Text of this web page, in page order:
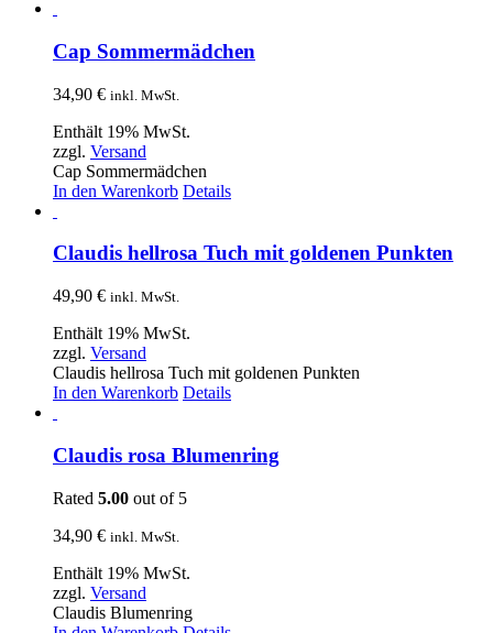
Cap Sommermädchen
34,90 € inkl. MwSt.
Enthält 19% MwSt.
zzgl. Versand
Cap Sommermädchen
In den Warenkorb Details
Claudis hellrosa Tuch mit goldenen Punkten
49,90 € inkl. MwSt.
Enthält 19% MwSt.
zzgl. Versand
Claudis hellrosa Tuch mit goldenen Punkten
In den Warenkorb Details
Claudis rosa Blumenring
Rated 5.00 out of 5
34,90 € inkl. MwSt.
Enthält 19% MwSt.
zzgl. Versand
Claudis Blumenring